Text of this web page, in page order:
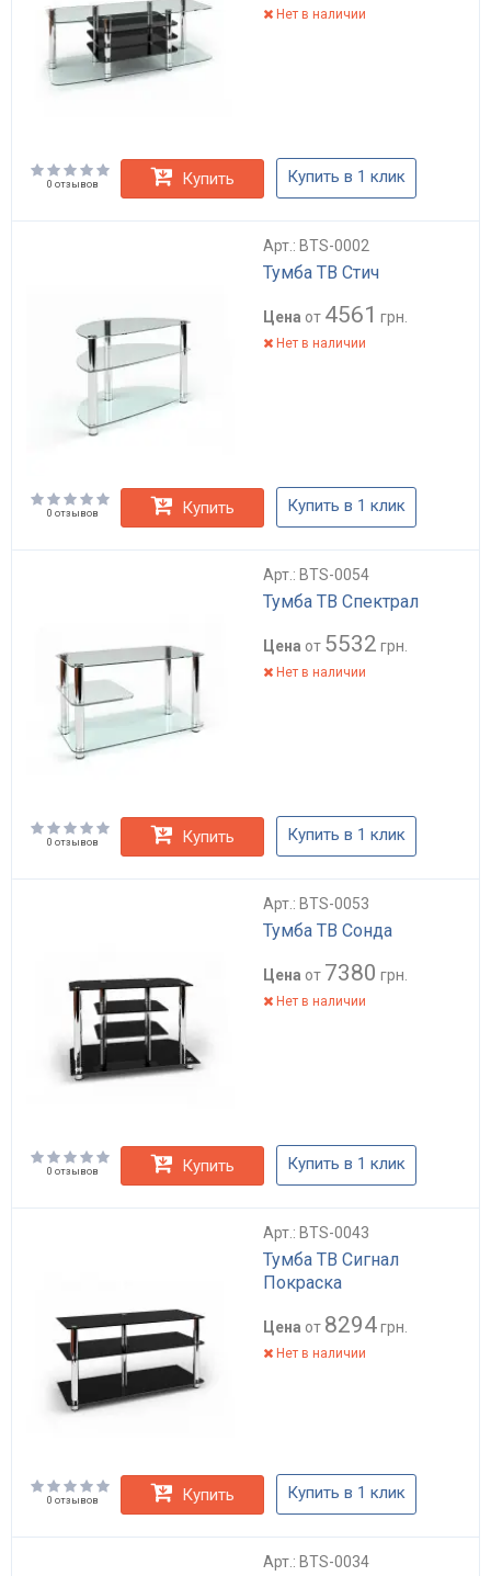
Нет в наличии
0 отзывов Купить Купить в 1 клик
Арт.: BTS-0002
Тумба ТВ Стич
Цена от 4561 грн.
Нет в наличии
0 отзывов Купить Купить в 1 клик
Арт.: BTS-0054
Тумба ТВ Спектрал
Цена от 5532 грн.
Нет в наличии
0 отзывов Купить Купить в 1 клик
Арт.: BTS-0053
Тумба ТВ Сонда
Цена от 7380 грн.
Нет в наличии
0 отзывов Купить Купить в 1 клик
Арт.: BTS-0043
Тумба ТВ Сигнал
Покраска
Цена от 8294грн.
Нет в наличии
0 отзывов Купить Купить в 1 клик
Арт.: BTS-0034